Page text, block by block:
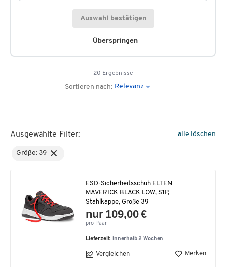
Überspringen
Auswahl bestätigen
20 Ergebnisse
Sortieren nach: Relevanz
Ausgewählte Filter: alle löschen
Größe: 39
ESD-Sicherheitsschuh ELTEN
MAVERICK BLACK LOW, S1P,
Stahlkappe, Größe 39
nur 109,00 €
pro Paar
Lieferzeit: innerhalb 2 Wochen
Vergleichen Merken